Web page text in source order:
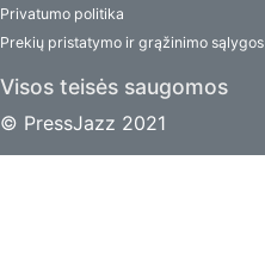
Privatumo politika
Prekių pristatymo ir grąžinimo sąlygos
Visos teisės saugomos
© PressJazz 2021